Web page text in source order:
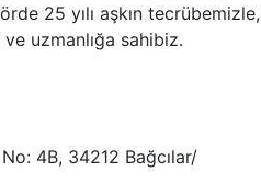
25 yılı aşkın tecrübemizle,
uzmanlığa sahibiz.
4B, 34212 Bağcılar/